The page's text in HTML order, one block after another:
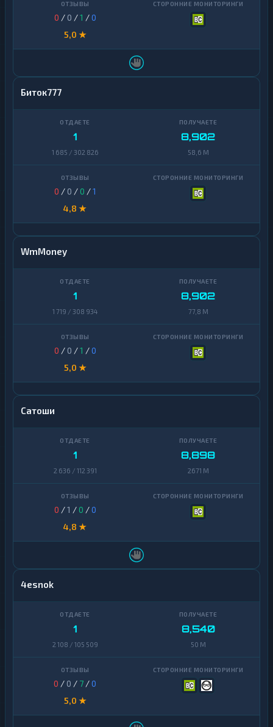
0 / 0 /1 /0
5,0 ★
Биток777
1
1 685 / 302 826
8,902
58,6 M
0 / 0 /0 /1
4,8 ★
WmMoney
1
1 719 / 308 934
8,902
77,8 M
0 / 0 /1 /0
5,0 ★
Сатоши
1
2 636 / 112 391
8,898
2671 M
0 /1 /0 /0
4,8 ★
4esnok
1
2 108 / 105 509
8,540
50 M
0 / 0 / 7 /0
5,0 ★